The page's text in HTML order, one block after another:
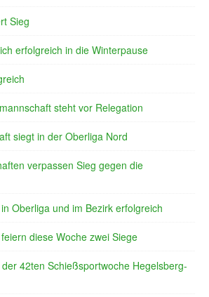
Sieg
erfolgreich in die Winterpause
steht vor Relegation
siegt in der Oberliga Nord
verpassen Sieg gegen die
Oberliga und im Bezirk erfolgreich
diese Woche zwei Siege
42ten Schießsportwoche Hegelsberg-